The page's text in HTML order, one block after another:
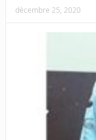
décembre 25, 2020